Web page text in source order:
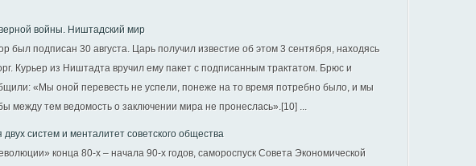
войны. Ништадский мир
был подписан 30 августа. Царь получил известие об этом 3 сентября, находясь
Курьер из Ништадта вручил ему пакет с подписанным трактатом. Брюс и
«Мы оной перевесть не успели, понеже на то время потребно было, и мы
между тем ведомость о заключении мира не пронеслась».[10] ...
систем и менталитет советского общества
конца 80-х – начала 90-х годов, самороспуск Совета Экономической